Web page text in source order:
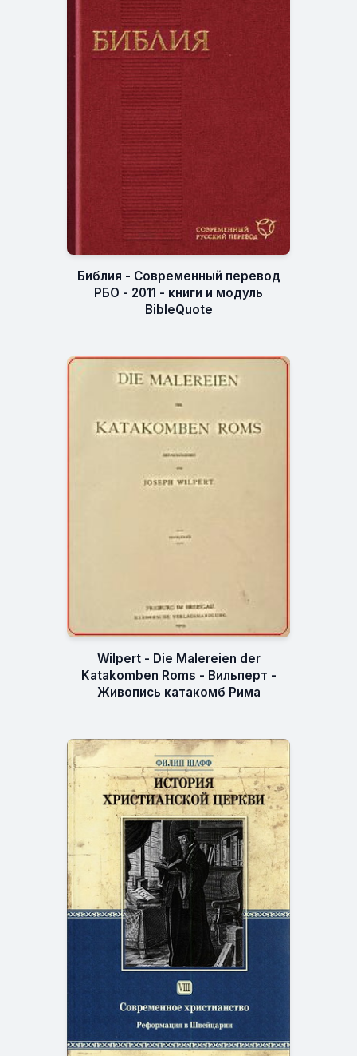
Библия - Современный перевод
РБО - 2011 - книги и модуль
BibleQuote
Wilpert - Die Malereien der
Katakomben Roms - Вильперт -
Живопись катакомб Рима